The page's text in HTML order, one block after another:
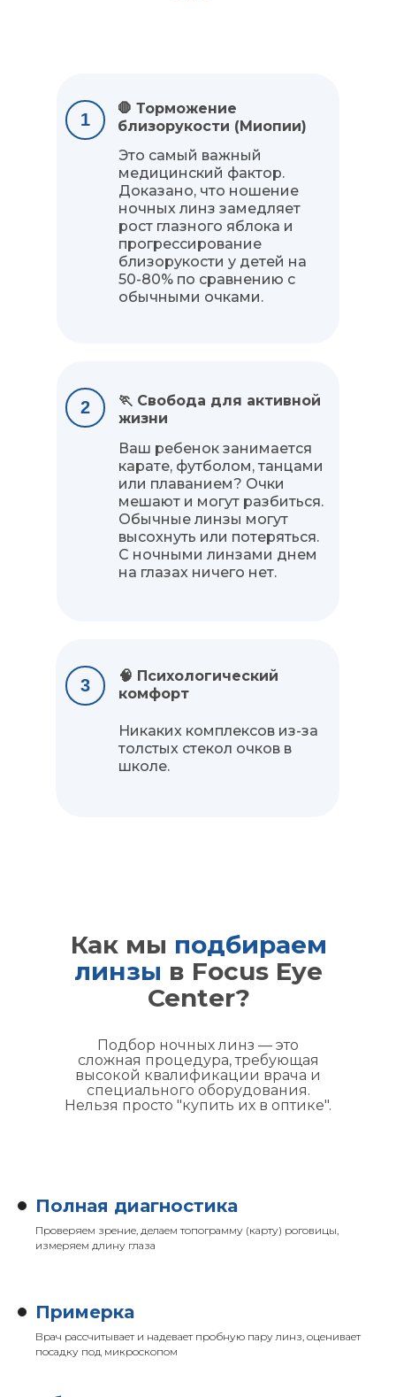
1
🛑 Торможение
близорукости (Миопии)
Это самый важный
медицинский фактор.
Доказано, что ношение
ночных линз замедляет
рост глазного яблока и
прогрессирование
близорукости у детей на
50-80% по сравнению с
обычными очками.
Ваш ребенок занимается
карате, футболом, танцами
или плаванием? Очки
мешают и могут разбиться.
Обычные линзы могут
высохнуть или потеряться.
С ночными линзами днем
на глазах ничего нет.
🏃 Свобода для активной
жизни
2
3
Никаких комплексов из-за
толстых стекол очков в
школе.
🧠 Психологический
комфорт
Как мы подбираем
линзы в Focus Eye
Center?
Подбор ночных линз — это
сложная процедура, требующая
высокой квалификации врача и
специального оборудования.
Нельзя просто "купить их в оптике".
Полная диагностика
Проверяем зрение, делаем топограмму (карту) роговицы,
измеряем длину глаза
Примерка
Врач рассчитывает и надевает пробную пару линз, оценивает
посадку под микроскопом